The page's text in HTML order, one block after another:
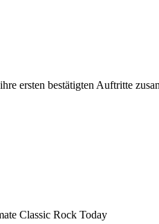
bestätigten Auftritte
Classic Rock Today